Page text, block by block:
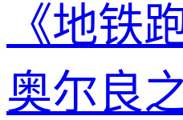
《地铁
奥尔良